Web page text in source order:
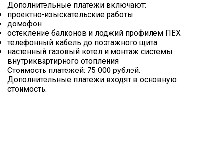
Дополнительные платежи включают:
проектно-изыскательские работы
домофон
остекление балконов и лоджий профилем ПВХ
телефонный кабель до поэтажного щита
настенный газовый котел и монтаж системы
внутриквартирного отопления
Стоимость платежей: 75 000 рублей.
Дополнительные платежи входят в основную
стоимость.